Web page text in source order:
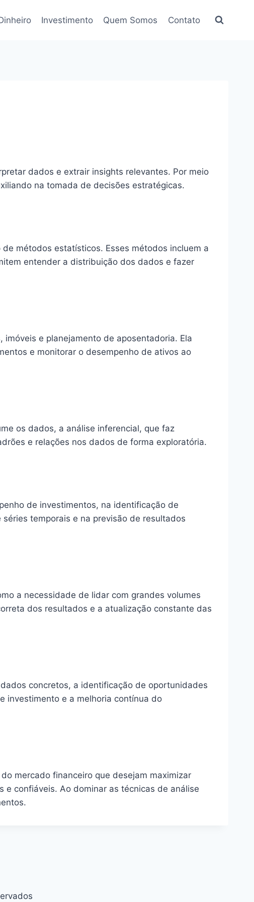
Investimento Quem Somos Contato
dados e extrair insights relevantes. Por meio
na tomada de decisões estratégicas.
métodos estatísticos. Esses métodos incluem a
entender a distribuição dos dados e fazer
e planejamento de aposentadoria. Ela
e monitorar o desempenho de ativos ao
os dados, a análise inferencial, que faz
e relações nos dados de forma exploratória.
de investimentos, na identificação de
temporais e na previsão de resultados
a necessidade de lidar com grandes volumes
dos resultados e a atualização constante das
concretos, a identificação de oportunidades
investimento e a melhoria contínua do
mercado financeiro que desejam maximizar
confiáveis. Ao dominar as técnicas de análise